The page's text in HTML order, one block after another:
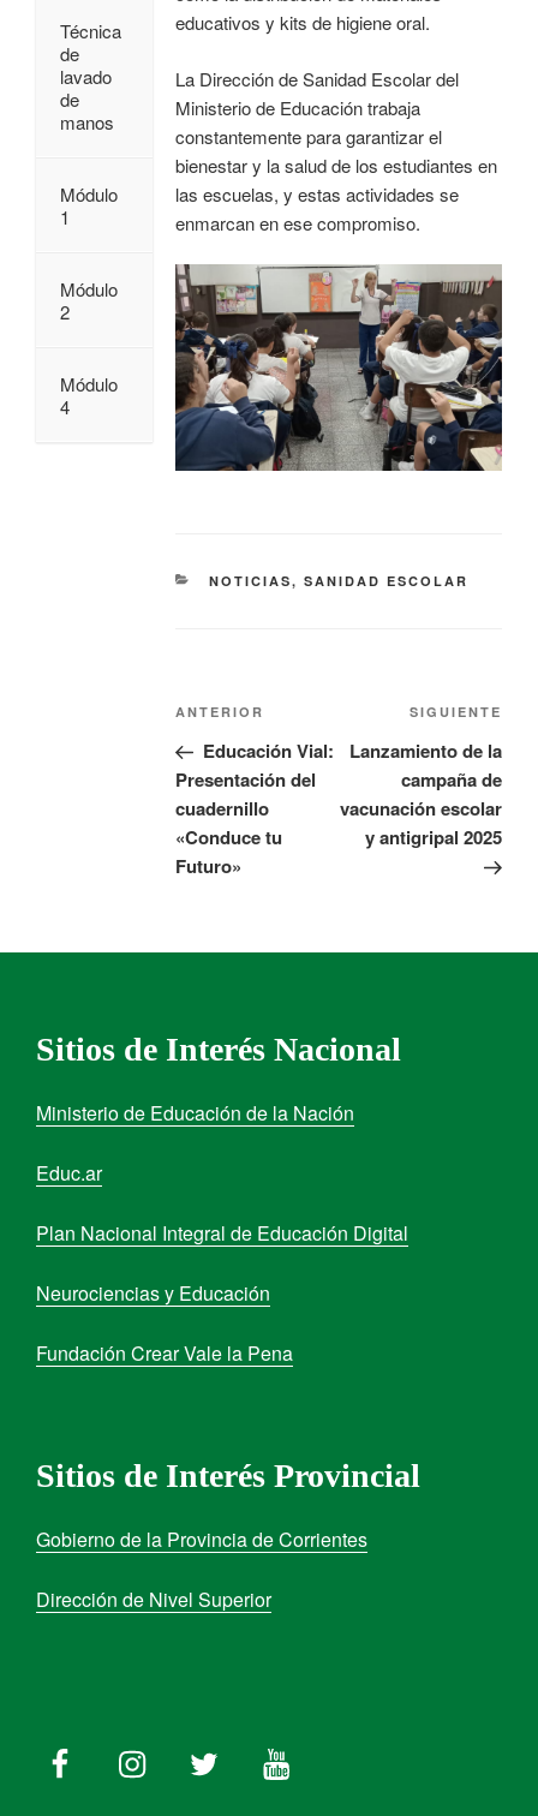
educativos y kits de higiene oral.
La Dirección de Sanidad Escolar del
Ministerio de Educación trabaja
constantemente para garantizar el
bienestar y la salud de los estudiantes en
las escuelas, y estas actividades se
enmarcan en ese compromiso.
NOTICIAS, SANIDAD ESCOLAR
ANTERIOR
Educación Vial:
Presentación del
cuadernillo
«Conduce tu
Futuro»
SIGUIENTE
Lanzamiento de la
campaña de
vacunación escolar
y antigripal 2025
Técnica
de
lavado
de
manos
Módulo
1
Módulo
2
Módulo
4
Sitios de Interés Nacional
Ministerio de Educación de la Nación
Educ.ar
Plan Nacional Integral de Educación Digital
Neurociencias y Educación
Fundación Crear Vale la Pena
Sitios de Interés Provincial
Gobierno de la Provincia de Corrientes
Dirección de Nivel Superior